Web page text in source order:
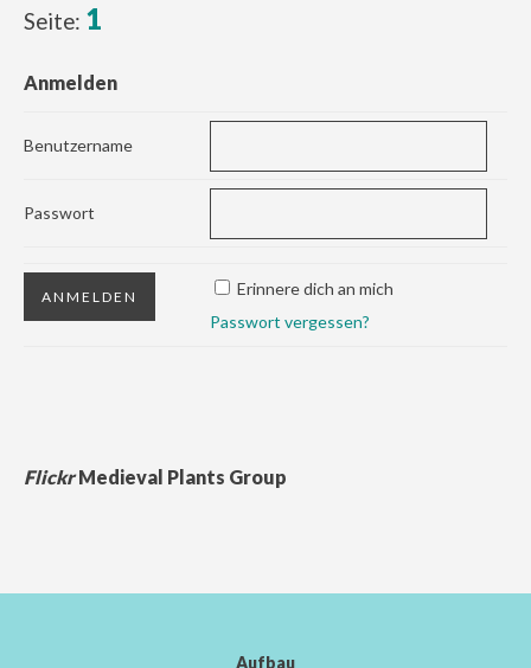
Seite: 1
Anmelden
Benutzername
Passwort
Erinnere dich an mich
Passwort vergessen?
FlickrMedieval Plants Group
Aufbau